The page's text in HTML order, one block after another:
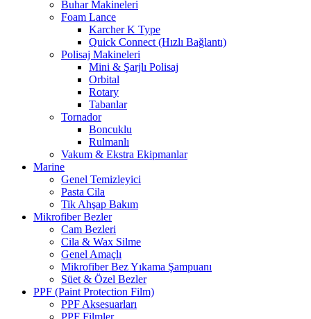
Buhar Makineleri
Foam Lance
Karcher K Type
Quick Connect (Hızlı Bağlantı)
Polisaj Makineleri
Mini & Şarjlı Polisaj
Orbital
Rotary
Tabanlar
Tornador
Boncuklu
Rulmanlı
Vakum & Ekstra Ekipmanlar
Marine
Genel Temizleyici
Pasta Cila
Tik Ahşap Bakım
Mikrofiber Bezler
Cam Bezleri
Cila & Wax Silme
Genel Amaçlı
Mikrofiber Bez Yıkama Şampuanı
Süet & Özel Bezler
PPF (Paint Protection Film)
PPF Aksesuarları
PPF Filmler